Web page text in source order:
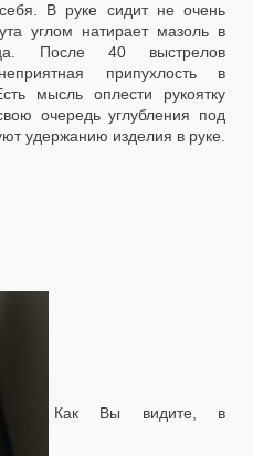
В руке сидит не очень
углом натирает мазоль в
После 40 выстрелов
припухлость в
мысль оплести рукоятку
очередь углубления под
удержанию изделия в руке.
Как Вы видите, в